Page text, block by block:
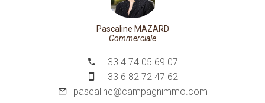
Pascaline MAZARD
Commerciale
+33 4 74 05 69 07
+33 6 82 72 47 62
pascaline@campagnimmo.com